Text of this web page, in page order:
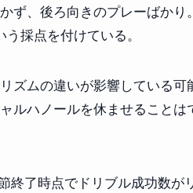
ず、後ろ向きのプレーばかり
採点を付けている。
ズムの違いが影響している可
ルハノールを休ませることは
終了時点でドリブル成功数が